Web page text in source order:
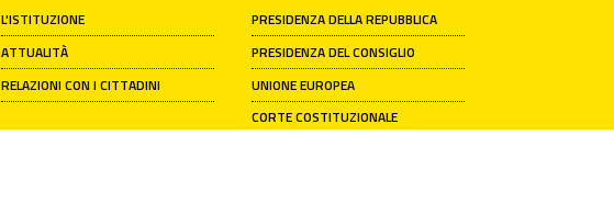
L'ISTITUZIONE
ATTUALITÀ
RELAZIONI CON I CITTADINI
PRESIDENZA DELLA REPUBBLICA
PRESIDENZA DEL CONSIGLIO
UNIONE EUROPEA
CORTE COSTITUZIONALE